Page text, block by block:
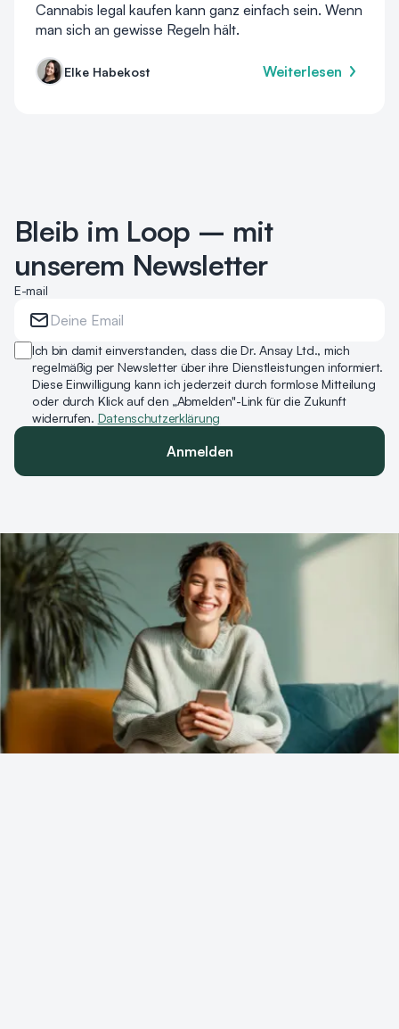
Cannabis legal kaufen kann ganz einfach sein. Wenn
man sich an gewisse Regeln hält.
Elke Habekost Weiterlesen
Bleib im Loop – mit
unserem Newsletter
E-mail
Ich bin damit einverstanden, dass die Dr. Ansay Ltd., mich
regelmäßig per Newsletter über ihre Dienstleistungen informiert.
Diese Einwilligung kann ich jederzeit durch formlose Mitteilung
oder durch Klick auf den „Abmelden"-Link für die Zukunft
widerrufen. Datenschutzerklärung
Anmelden